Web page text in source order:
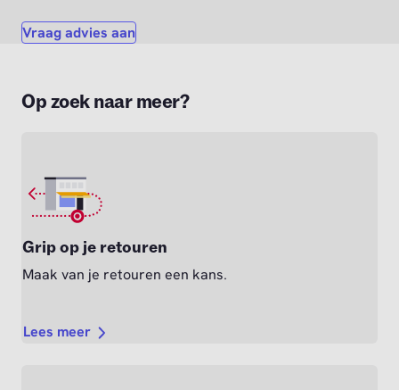
Vraag advies aan
Op zoek naar meer?
Grip op je retouren
Maak van je retouren een kans.
Lees meer